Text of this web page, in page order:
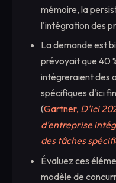
mémoire, la
l'intégration des
La demande est
prévoyait que 40
intégreraient des
spécifiques d'ici
(Gartner, D'ici
d'entreprise
des tâches
Évaluez ces
modèle de